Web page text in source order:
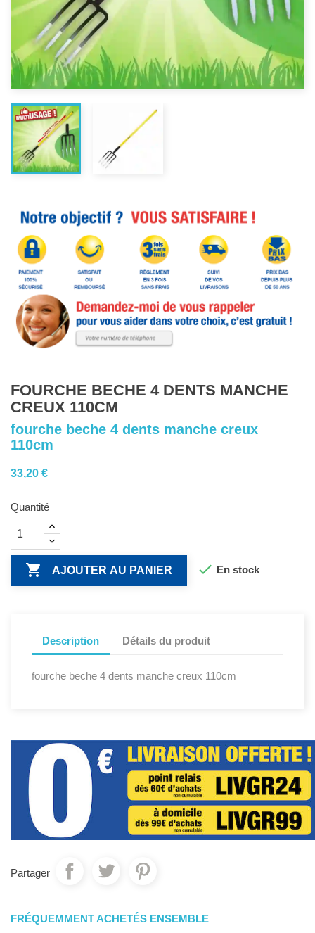
FOURCHE BECHE 4 DENTS MANCHE
CREUX 110CM
fourche beche 4 dents manche creux
110cm
33,20 €
Quantité
 AJOUTER AU PANIER  En stock
Description Détails du produit
fourche beche 4 dents manche creux 110cm
Partager
FRÉQUEMMENT ACHETÉS ENSEMBLE